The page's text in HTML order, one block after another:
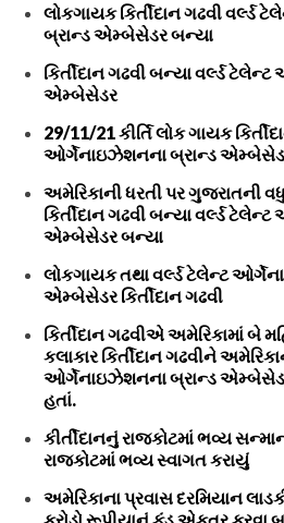
લોકગાયક કિર્તીદાન ગઢવી વર્લ્ડ
બ્રાન્ડ એમ્બેસેડર બન્યા
કિર્તીદાન ગઢવી બન્યા વર્લ્ડ
એમ્બેસેડર
29/11/21 કીર્તિ લોક ગાયક
ઓર્ગેનાઇઝેશનના બ્રાન્ડ
અમેરિકાની ધરતી પર ગુજરાતની
કિર્તીદાન ગઢવી બન્યા વર્લ્ડ
એમ્બેસેડર બન્યા
લોકગાયક તથા વર્લ્ડ ટેલેન્ટ
એમ્બેસેડર કિર્તીદાન ગઢવી
કિર્તીદાન ગઢવીએ અમેરિકામાં બે
કલાકાર કિર્તીદાન ગઢવીને
ઓર્ગેનાઇઝેશનના બ્રાન્ડ
હતાં.
કીર્તીદાનનું રાજકોટમાં ભવ્ય
રાજકોટમાં ભવ્ય સ્વાગત કરાયું
અમેરિકાના પ્રવાસ દરમિયાન